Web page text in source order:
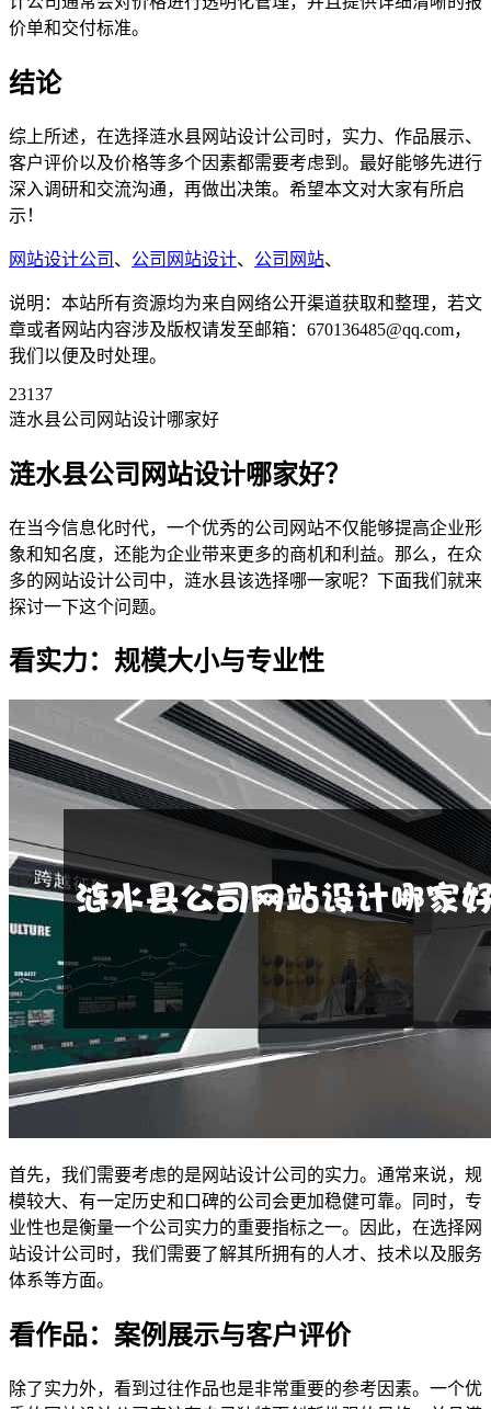
价单和交付标准。
结论
综上所述，在选择涟水县网站设计公司时，实力、作品展示、
客户评价以及价格等多个因素都需要考虑到。最好能够先进行
深入调研和交流沟通，再做出决策。希望本文对大家有所启
示！
网站设计公司 、 公司网站设计、 公司网站、
说明：本站所有资源均为来自网络公开渠道获取和整理，若文
章或者网站内容涉及版权请发至邮箱：670136485@qq.com，
我们以便及时处理。
23137
涟水县公司网站设计哪家好
涟水县公司网站设计哪家好？
在当今信息化时代，一个优秀的公司网站不仅能够提高企业形
象和知名度，还能为企业带来更多的商机和利益。那么，在众
多的网站设计公司中，涟水县该选择哪一家呢？下面我们就来
探讨一下这个问题。
看实力：规模大小与专业性
首先，我们需要考虑的是网站设计公司的实力。通常来说，规
模较大、有一定历史和口碑的公司会更加稳健可靠。同时，专
业性也是衡量一个公司实力的重要指标之一。因此，在选择网
站设计公司时，我们需要了解其所拥有的人才、技术以及服务
体系等方面。
看作品：案例展示与客户评价
除了实力外，看到过往作品也是非常重要的参考因素。一个优